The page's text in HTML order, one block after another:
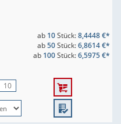
ab 10Stück:8,4448 €*
ab50Stück:6,8614 €*
ab 100Stück:6,5975 €*